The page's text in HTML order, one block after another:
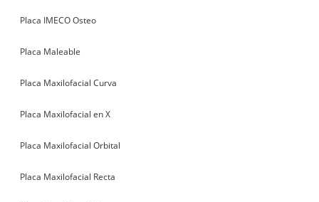
Placa IMECO Osteo
Placa Maleable
Placa Maxilofacial Curva
Placa Maxilofacial en X
Placa Maxilofacial Orbital
Placa Maxilofacial Recta